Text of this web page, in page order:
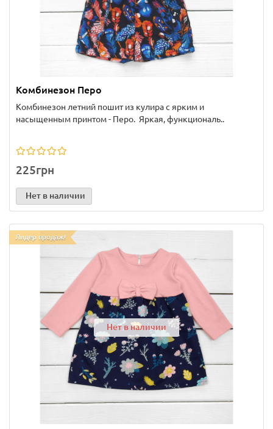
Комбинезон Перо
Комбинезон летний пошит из кулира с ярким и
насыщенным принтом - Перо. Яркая, функциональ..
225грн
Нет в наличии
Лидер продаж!
Нет в наличии